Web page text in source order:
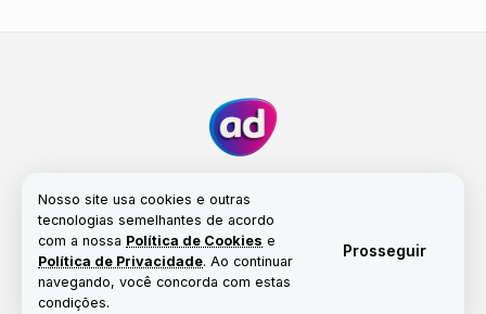
Nosso site usa cookies e outras
tecnologias semelhantes de acordo
com a nossa Política de Cookies e
Política de Privacidade. Ao continuar
navegando, você concorda com estas
condições.
Prosseguir
Fale conosco Nossa história
Propriedade
Política de Cookies